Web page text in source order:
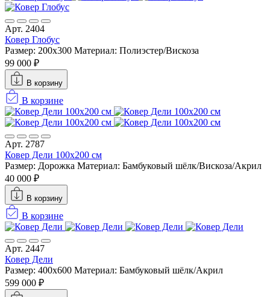
Арт. 2404
Ковер Глобус
Размер: 200x300 Материал: Полиэстер/Вискоза
99 000 ₽
В корзину
В корзине
Арт. 2787
Ковер Дели 100х200 см
Размер: Дорожка Материал: Бамбуковый шёлк/Вискоза/Акрил
40 000 ₽
В корзину
В корзине
Арт. 2447
Ковер Дели
Размер: 400x600 Материал: Бамбуковый шёлк/Акрил
599 000 ₽